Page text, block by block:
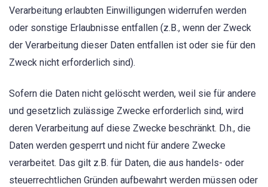
Verarbeitung erlaubten Einwilligungen widerrufen werden
oder sonstige Erlaubnisse entfallen (z.B., wenn der Zweck
der Verarbeitung dieser Daten entfallen ist oder sie für den
Zweck nicht erforderlich sind).
Sofern die Daten nicht gelöscht werden, weil sie für andere
und gesetzlich zulässige Zwecke erforderlich sind, wird
deren Verarbeitung auf diese Zwecke beschränkt. D.h., die
Daten werden gesperrt und nicht für andere Zwecke
verarbeitet. Das gilt z.B. für Daten, die aus handels- oder
steuerrechtlichen Gründen aufbewahrt werden müssen oder